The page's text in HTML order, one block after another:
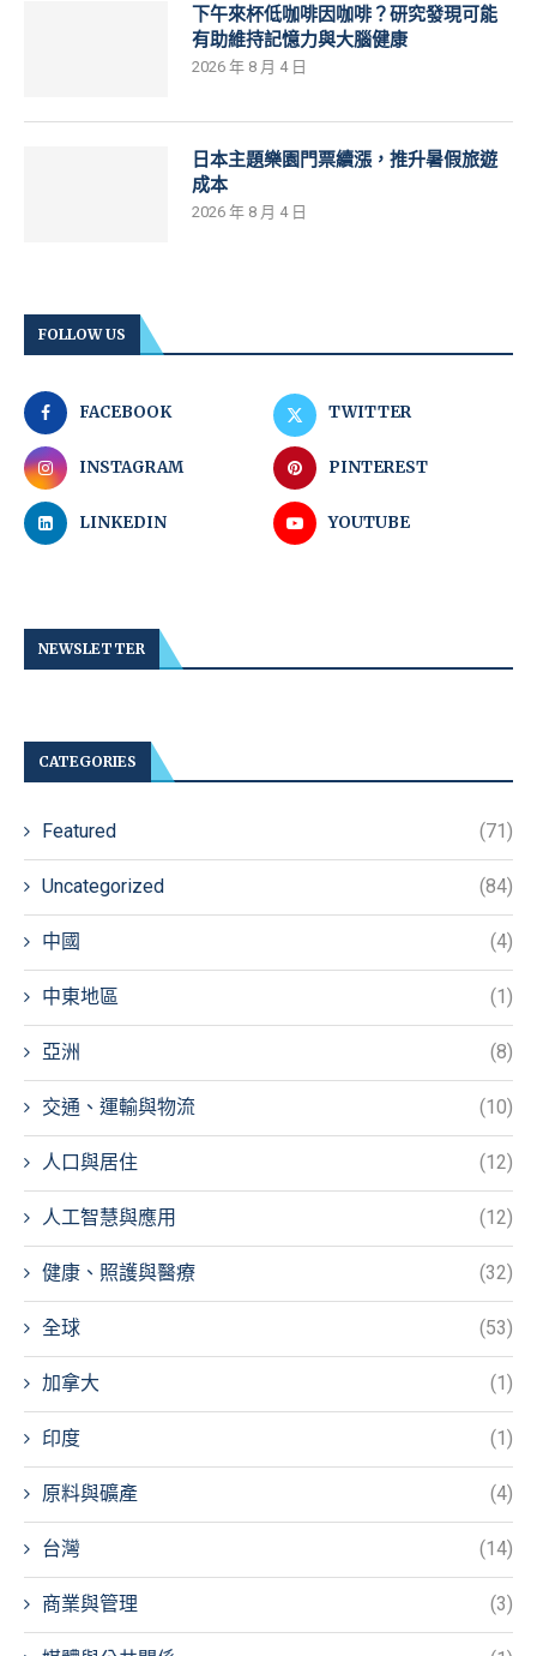
下午來杯低咖啡因咖啡？研究發現可能
有助維持記憶力與大腦健康
2026 年 8 月 4 日
日本主題樂園門票續漲，推升暑假旅遊
成本
2026 年 8 月 4 日
FOLLOW US
FACEBOOK TWITTER
INSTAGRAM PINTEREST
LINKEDIN YOUTUBE
NEWSLETTER
CATEGORIES
Featured (71)
Uncategorized (84)
中國 (4)
中東地區 (1)
亞洲 (8)
交通、運輸與物流 (10)
人口與居住 (12)
人工智慧與應用 (12)
健康、照護與醫療 (32)
全球 (53)
加拿大 (1)
印度 (1)
原料與礦產 (4)
台灣 (14)
商業與管理 (3)